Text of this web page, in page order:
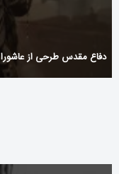
دفاع مقدس طرحی از عاشورا